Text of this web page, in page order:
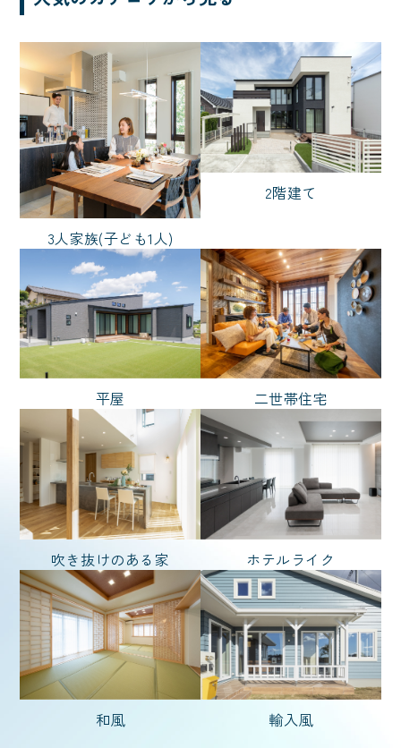
3人家族(子ども1人)
2階建て
平屋 二世帯住宅
吹き抜けのある家 ホテルライク
和風 輸入風
車
エアシス
勾配天井
造作物
オリジナルフロア
北欧
間接照明
スタイル
シンプル
ナチュラル
ノーブルスタイル
モダン
リゾート
和風 輸入風
広さ
坪 〜
坪